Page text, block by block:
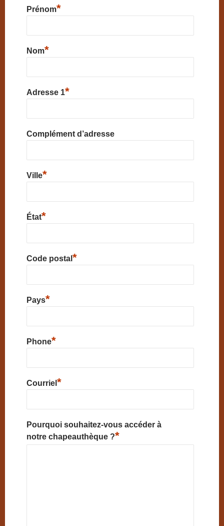
Prénom*
Nom*
Adresse 1*
Complément d’adresse
Ville*
État*
Code postal *
Pays*
Phone*
Courriel *
Pourquoi souhaitez-vous accéder à
notre chapeauthèque ?*